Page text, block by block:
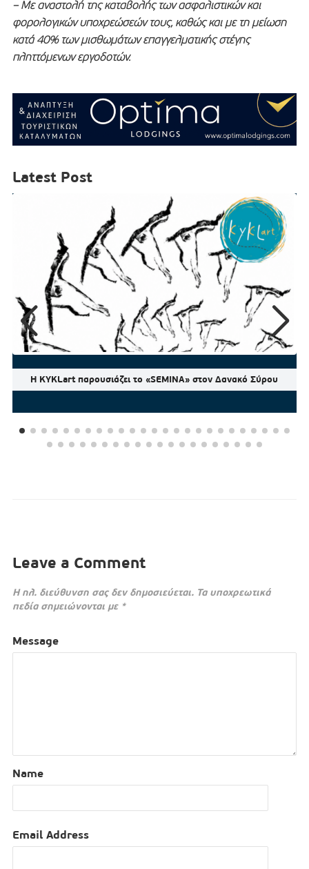
– Με αναστολή της καταβολής των ασφαλιστικών και
φορολογικών υποχρεώσεών τους, καθώς και με τη μείωση
κατά 40% των μισθωμάτων επαγγελματικής στέγης
πληττόμενων εργοδοτών.
Latest Post
Η KYKLart παρουσιάζει το «SEMINA» στον Δανακό Σύρου
Leave a Comment
Η ηλ. διεύθυνση σας δεν δημοσιεύεται. Τα υποχρεωτικά
πεδία σημειώνονται με *
Message
Name
Email Address